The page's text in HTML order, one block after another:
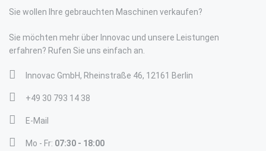
Sie wollen Ihre gebrauchten Maschinen verkaufen?
Sie möchten mehr über Innovac und unsere Leistungen
erfahren? Rufen Sie uns einfach an.
Innovac GmbH, Rheinstraße 46, 12161 Berlin
+49 30 793 14 38
E-Mail
Mo - Fr: 07:30 - 18:00